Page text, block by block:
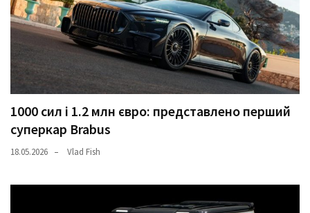
1000 сил і 1.2 млн євро: представлено перший
суперкар Brabus
18.05.2026 Vlad Fish